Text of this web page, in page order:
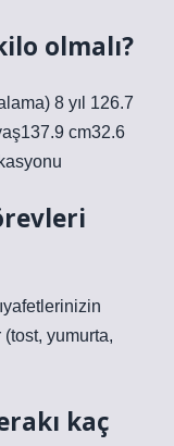
olmalı?
8 yıl 126.7
cm32.6
(tost, yumurta,
kaç